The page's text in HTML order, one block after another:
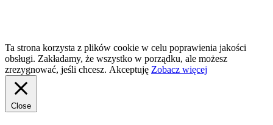
Ta strona korzysta z plików cookie w celu poprawienia jakości
obsługi. Zakładamy, że wszystko w porządku, ale możesz
zrezygnować, jeśli chcesz. Akceptuję Zobacz więcej
Close